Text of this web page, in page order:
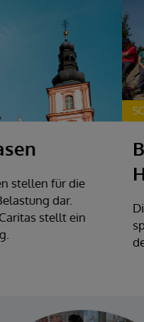
-
ganz nah
unserer
mit dem
Berglandschaft.